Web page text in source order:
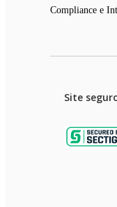
Compliance e
Site